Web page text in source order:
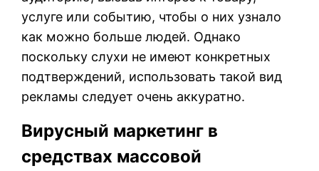
услуге или событию, чтобы о них узнало
как можно больше людей. Однако
поскольку слухи не имеют конкретных
подтверждений, использовать такой вид
рекламы следует очень аккуратно.
Вирусный маркетинг в
средствах массовой